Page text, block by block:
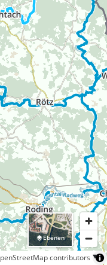
5 km
contributors
Ebenen